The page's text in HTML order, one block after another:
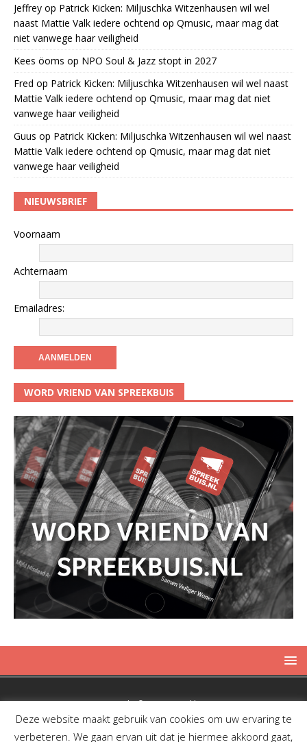
Jeffrey op Patrick Kicken: Miljuschka Witzenhausen wil wel
naast Mattie Valk iedere ochtend op Qmusic, maar mag dat
niet vanwege haar veiligheid
Kees öoms op NPO Soul & Jazz stopt in 2027
Fred op Patrick Kicken: Miljuschka Witzenhausen wil wel naast
Mattie Valk iedere ochtend op Qmusic, maar mag dat niet
vanwege haar veiligheid
Guus op Patrick Kicken: Miljuschka Witzenhausen wil wel naast
Mattie Valk iedere ochtend op Qmusic, maar mag dat niet
vanwege haar veiligheid
NIEUWSBRIEF
Voornaam
Achternaam
Emailadres:
WORD VRIEND VAN SPREEKBUIS
Copyright © 2019 Spreekbuis
Deze website maakt gebruik van cookies om uw ervaring te
verbeteren. We gaan ervan uit dat je hiermee akkoord gaat,